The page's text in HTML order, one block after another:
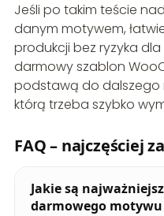
Jeśli po takim teście
danym motywem,
produkcji bez ryzyka
darmowy szablon
podstawą do dalszego
którą trzeba szybko
FAQ – najczęściej
Jakie są
darmowego motywu